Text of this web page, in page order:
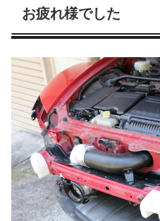
お疲れ様でした